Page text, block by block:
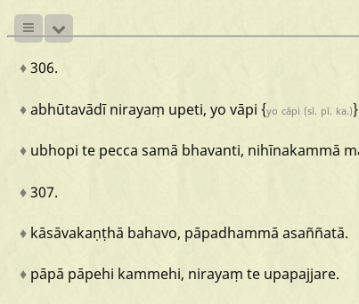
♦306.
♦abhūtavādī nirayaṃ upeti, yo vāpi {yo cāpi (sī. pī. ka.)}
♦ ubhopi te pecca samā bhavanti, nihīnakammā
♦307.
♦ kāsāvakaṇṭhā bahavo, pāpadhammā asaññatā.
♦ pāpā pāpehi kammehi, nirayaṃ te upapajjare.